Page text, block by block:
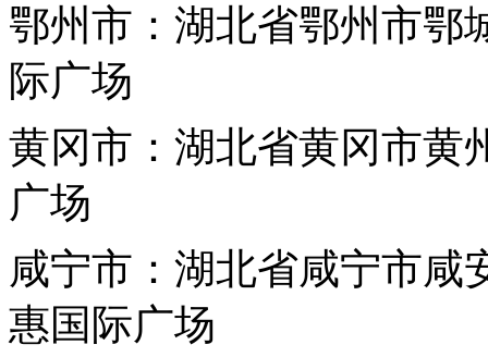
鄂州市：湖北省鄂州市鄂
际广场
黄冈市：湖北省黄冈市黄
广场
咸宁市：湖北省咸宁市咸
惠国际广场